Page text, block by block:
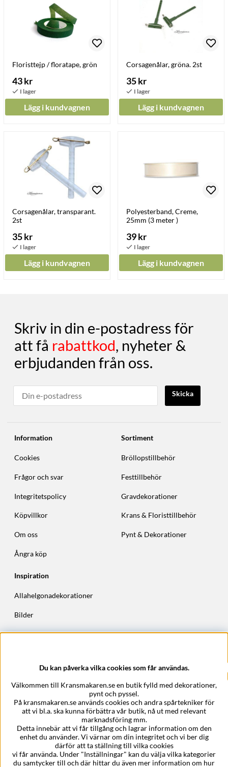
Floristtejp / floratape, grön
43 kr
Lägg i kundvagnen
Corsagenålar, gröna. 2st
35 kr
Lägg i kundvagnen
Corsagenålar, transparant.
2st
35 kr
Lägg i kundvagnen
Polyesterband, Creme,
25mm (3 meter )
39 kr
Lägg i kundvagnen
Skriv in din e-postadress för
att få rabattkod, nyheter &
erbjudanden från oss.
Skicka
Information
Cookies
Frågor och svar
Integritetspolicy
Köpvillkor
Om oss
Ångra köp
Sortiment
Bröllopstillbehör
Festtillbehör
Gravdekorationer
Krans & Floristtillbehör
Pynt & Dekorationer
Inspiration
Allahelgonadekorationer
Bilder
Höstkransar
Epost:support@kransmakaren.se
Du kan påverka vilka cookies som får användas.
Välkommen till Kransmakaren.se en butik fylld med dekorationer,
pynt och pyssel.
På kransmakaren.se används cookies och andra spårtekniker för
att vi bl.a. ska kunna förbättra vår butik, nå ut med relevant
marknadsföring mm.
Detta innebär att vi får tillgång och lagrar information om den
enhet du använder. Vi värnar om din integritet och vi ber dig
därför att ta ställning till vilka cookies
vi får använda. Under "Inställningar" kan du välja vilka kategorier
du samtycker till och där hittar du även mer information om hur